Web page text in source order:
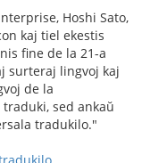
Hoshi Sato,
kaj tiel ekestis
fine de la 21-a
surteraj lingvoj kaj
de la
sed ankaŭ
tradukilo."